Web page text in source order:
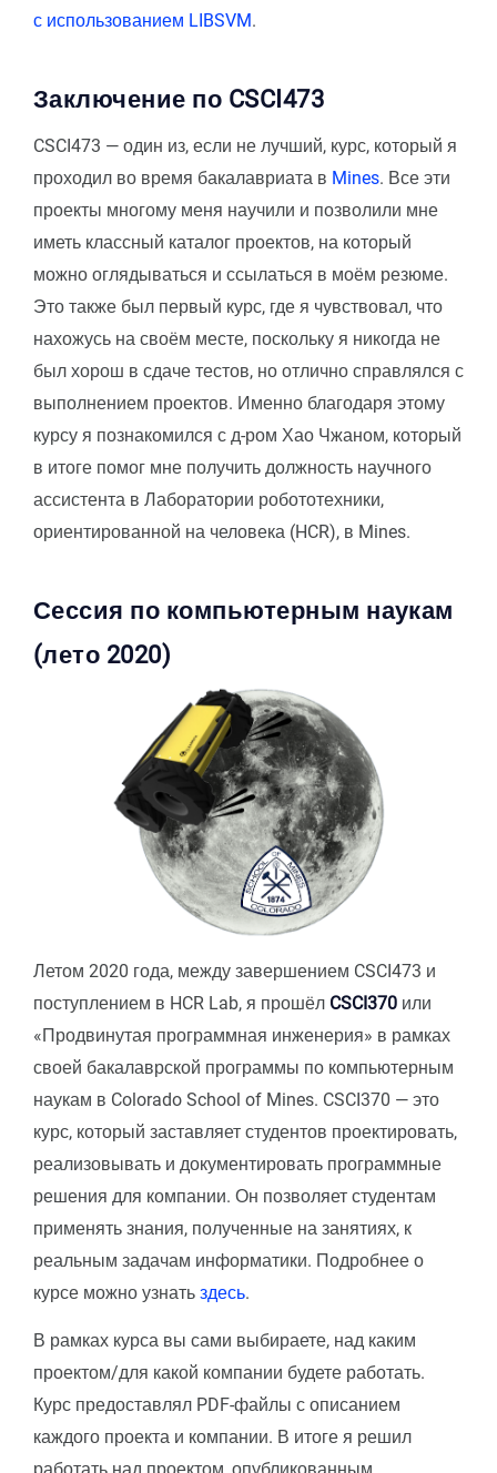
с использованием LIBSVM.
Заключение по CSCI473
CSCI473 — один из, если не лучший, курс, который я
проходил во время бакалавриата в Mines. Все эти
проекты многому меня научили и позволили мне
иметь классный каталог проектов, на который
можно оглядываться и ссылаться в моём резюме.
Это также был первый курс, где я чувствовал, что
нахожусь на своём месте, поскольку я никогда не
был хорош в сдаче тестов, но отлично справлялся с
выполнением проектов. Именно благодаря этому
курсу я познакомился с д-ром Хао Чжаном, который
в итоге помог мне получить должность научного
ассистента в Лаборатории робототехники,
ориентированной на человека (HCR), в Mines.
Сессия по компьютерным наукам
(лето 2020)
Летом 2020 года, между завершением CSCI473 и
поступлением в HCR Lab, я прошёл CSCI370 или
«Продвинутая программная инженерия» в рамках
своей бакалаврской программы по компьютерным
наукам в Colorado School of Mines. CSCI370 — это
курс, который заставляет студентов проектировать,
реализовывать и документировать программные
решения для компании. Он позволяет студентам
применять знания, полученные на занятиях, к
реальным задачам информатики. Подробнее о
курсе можно узнать здесь.
В рамках курса вы сами выбираете, над каким
проектом/для какой компании будете работать.
Курс предоставлял PDF-файлы с описанием
каждого проекта и компании. В итоге я решил